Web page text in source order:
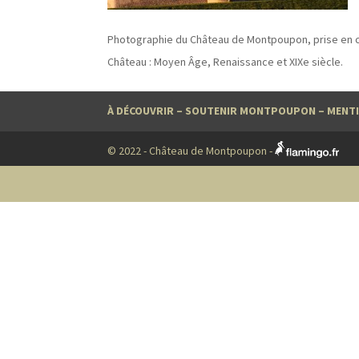
Photographie du Château de Montpoupon, prise
Château : Moyen Âge, Renaissance et XIXe siècle.
À DÉCOUVRIR – SOUTENIR MONTPOUPON –
© 2022 - Château de Montpoupon -